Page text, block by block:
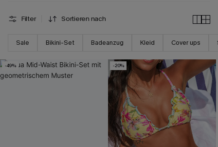
Filter Sortieren nach
Sale Bikini-Set Badeanzug Kleid Cover ups
-49% -20%